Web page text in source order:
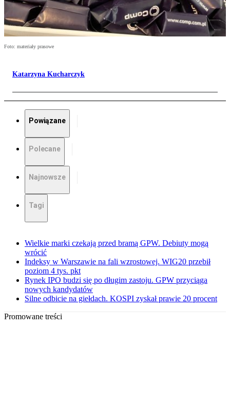
Foto: materiały prasowe
Katarzyna Kucharczyk
Powiązane
Polecane
Najnowsze
Tagi
Wielkie marki czekają przed bramą GPW. Debiuty mogą
wrócić
Indeksy w Warszawie na fali wzrostowej. WIG20 przebił
poziom 4 tys. pkt
Rynek IPO budzi się po długim zastoju. GPW przyciąga
nowych kandydatów
Silne odbicie na giełdach. KOSPI zyskał prawie 20 procent
Promowane treści